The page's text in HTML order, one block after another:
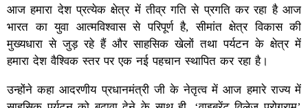
आज हमारा देश प्रत्येक क्षेत्र में तीव्र गति से प्रगति कर रहा है आज
भारत का युवा आत्मविश्वास से परिपूर्ण है, सीमांत क्षेत्र विकास की
मुख्यधारा से जुड़ रहे हैं और साहसिक खेलों तथा पर्यटन के क्षेत्र में
हमारा देश वैश्विक स्तर पर एक नई पहचान स्थापित कर रहा है।
उन्होंने कहा आदरणीय प्रधानमंत्री जी के नेतृत्व में आज हमारे राज्य में